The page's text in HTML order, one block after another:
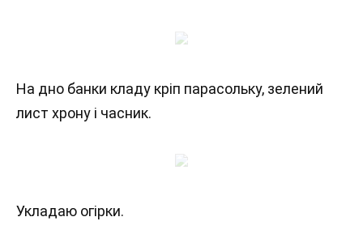
На дно банки кладу кріп парасольку, зелений
лист хрону і часник.
Укладаю огірки.